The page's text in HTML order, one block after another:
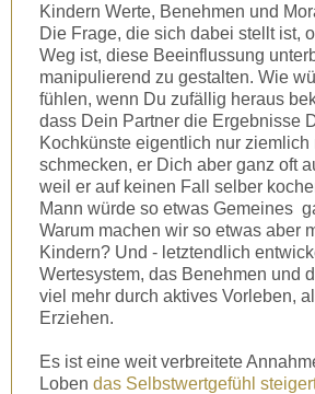
Kindern Werte, Benehmen und
Die Frage, die sich dabei stellt ist,
Weg ist, diese Beeinflussung
manipulierend zu gestalten. Wie
fühlen, wenn Du zufällig heraus
dass Dein Partner die Ergebnisse
Kochkünste eigentlich nur ziemlich
schmecken, er Dich aber ganz oft
weil er auf keinen Fall selber
Mann würde so etwas Gemeines
Warum machen wir so etwas aber
Kindern? Und - letztendlich
Wertesystem, das Benehmen und
viel mehr durch aktives Vorleben,
Erziehen.
Es ist eine weit verbreitete
Loben das Selbstwertgefühl